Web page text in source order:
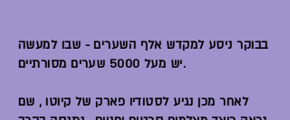
בבוקר ניסע למקדש אלף השערים - שבו למעשה
יש מעל 5000 שערים מסורתיים.
לאחר מכן נגיע לסטודיו פארק של קיוטו , שם